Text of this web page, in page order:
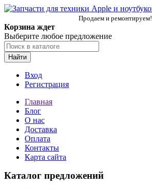
Продаем и ремонтируем!
Корзина ждет
Выберите любое предложение
Найти
Вход
Регистрация
Главная
Блог
О нас
Доставка
Оплата
Контакты
Карта сайта
Каталог предложений